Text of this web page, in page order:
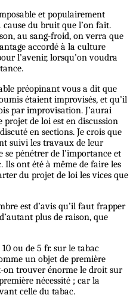
et populairement
du bruit que l’on fait.
au sang-froid, on verra que
accordé à la culture
l’avenir, lorsqu’on voudra
préopinant vous a dit que
étaient improvisés, et qu’il
par improvisation. J’aurai
projet de loi est en discussion
en sections. Je crois que
suivi les travaux de leur
se pénétrer de l’importance et
Ils ont été à même de faire les
du projet de loi les vices que
est d’avis qu’il faut frapper
plus de raison, que
ou de 5 fr. sur le tabac
un objet de première
on trouver énorme le droit sur
nécessité ; car la
celle du tabac.